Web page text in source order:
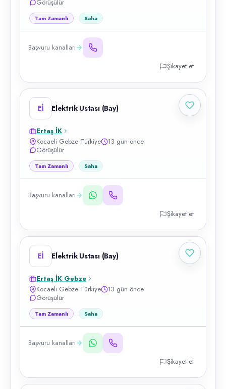
Görüşülür
Tam Zamanlı Saha
Başvuru kanalları
Şikayet et
Eİ Elektrik Ustası (Bay)
Ertaş İK
Kocaeli Gebze Türkiye
13 gün önce
Görüşülür
Tam Zamanlı Saha
Başvuru kanalları
Şikayet et
Eİ Elektrik Ustası (Bay)
Ertaş İK Gebze
Kocaeli Gebze Türkiye
13 gün önce
Görüşülür
Tam Zamanlı Saha
Başvuru kanalları
Şikayet et